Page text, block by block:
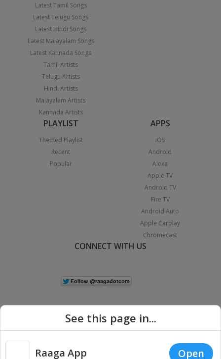
Latest Tamil Songs
Latest Telugu Songs
Latest Hindi Songs
Latest Malayalam Songs
Latest Kannada Songs
Tamil Artists
Telugu Artists
Hindi Artists
Malayalam Artists
Kannada Artists
PLAYLIST
Themed Playlist
Recent
Popular
APPS
iOS
Android
Alexa
Apple TV
Android TV
Fire TV
Android Auto
Apple Carplay
Chromecast
CONNECT WITH US
See this page in...
Raaga App Open